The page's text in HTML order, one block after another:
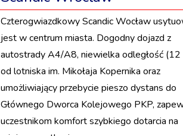
Czterogwiazdkowy Scandic Wocław
jest w centrum miasta. Dogodny dojazd z
autostrady A4/A8, niewielka odległość (12
od lotniska im. Mikołaja Kopernika oraz
umożliwiający przebycie pieszo dystans do
Głównego Dworca Kolejowego PKP,
uczestnikom komfort szybkiego dotarcia na